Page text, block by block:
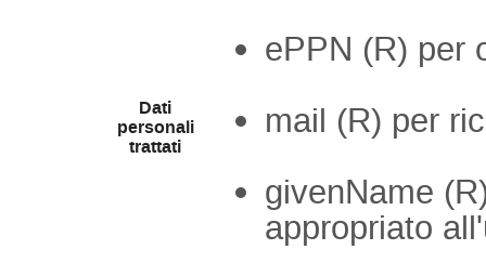
Dati
personali
trattati
ePPN (R)
mail (R) per
givenName
appropriato